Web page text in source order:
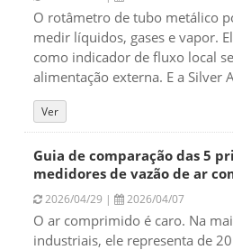
O rotâmetro de tubo metálico
medir líquidos, gases e vapor.
como indicador de fluxo local
alimentação externa. E a Silver
Ver
Guia de comparação das 5
medidores de vazão de ar
2026/04/29 | 2026/04/07
O ar comprimido é caro. Na
industriais, ele representa de